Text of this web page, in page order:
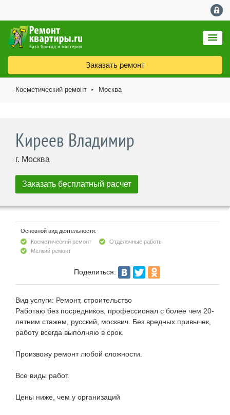
Заказать ремонт
Косметический ремонт ► Москва
Киреев Владимир
г. Москва
Основной вид деятельности:
Косметический ремонт
Отделочные работы
Мелкий ремонт
Поделиться:
Вид услуги: Ремонт, строительство
Работаю без посредников, профессионал с более чем 20-
летним стажем, русский, москвич. Без вредных привычек,
работу всегда выполняю в срок.
Произвожу ремонт любой сложности.
Все виды работ.
Цены ниже, чем у организаций